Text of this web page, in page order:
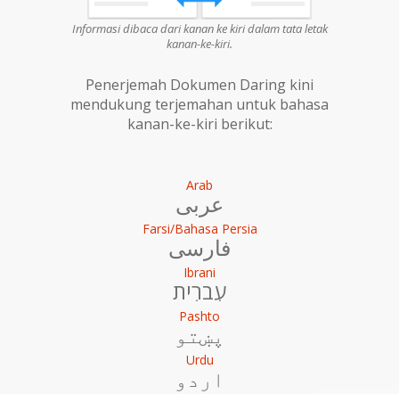
Informasi dibaca dari kanan ke kiri dalam tata letak
kanan-ke-kiri.
Penerjemah Dokumen Daring kini
mendukung terjemahan untuk bahasa
kanan-ke-kiri berikut:
Arab
عربى
Farsi/Bahasa Persia
فارسی
Ibrani
עִברִית
Pashto
پښتو
Urdu
اردو